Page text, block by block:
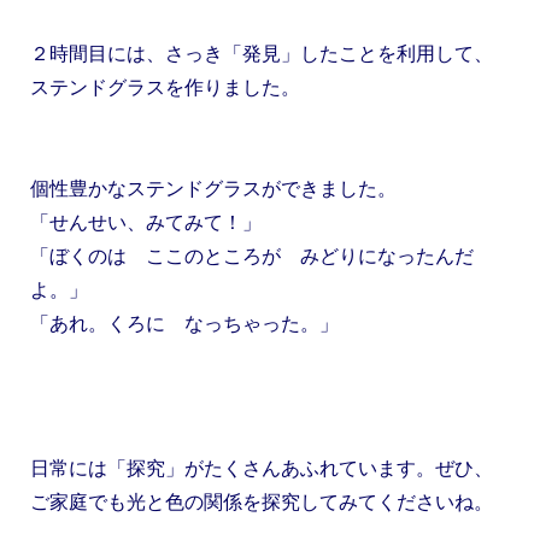
２時間目には、さっき「発見」したことを利用して、
ステンドグラスを作りました。
個性豊かなステンドグラスができました。
「せんせい、みてみて！」
「ぼくのは ここのところが みどりになったんだ
よ。」
「あれ。くろに なっちゃった。」
日常には「探究」がたくさんあふれています。ぜひ、
ご家庭でも光と色の関係を探究してみてくださいね。